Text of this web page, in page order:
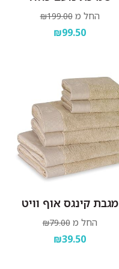
החל מ ₪199.00
₪99.50
מגבת קינגס אוף וויט
החל מ ₪79.00
₪39.50